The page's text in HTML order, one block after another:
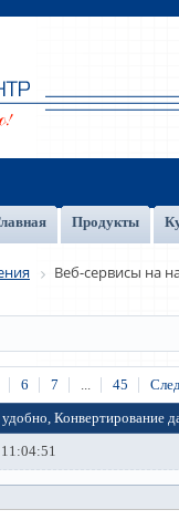
Продукты
Веб-сервисы на
6 7 45
Конвертирование